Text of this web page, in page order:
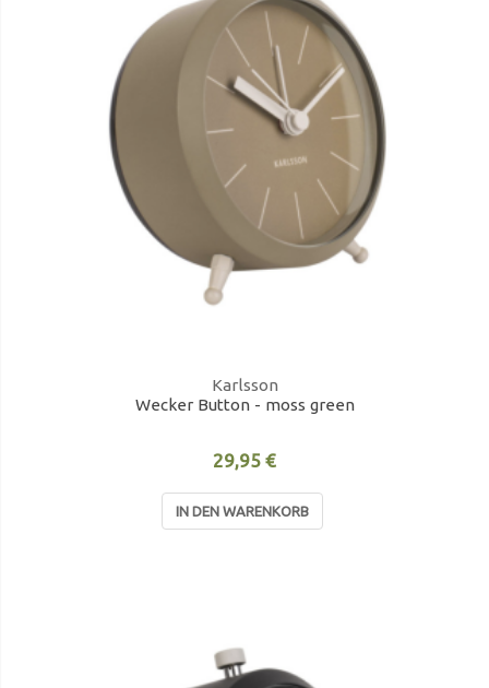
Karlsson
Wecker Button - moss green
29,95 €
IN DEN WARENKORB